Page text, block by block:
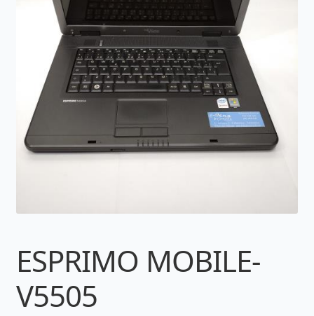
ESPRIMO MOBILE-
V5505